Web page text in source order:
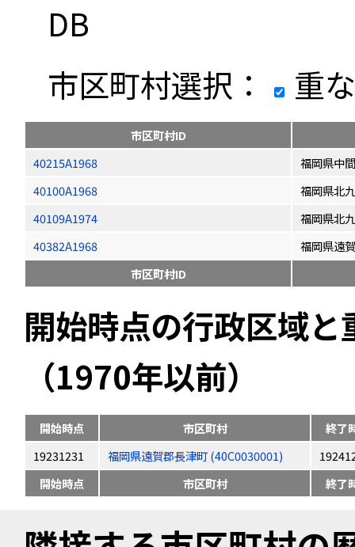
DB
市区町村選択：
重
市区町村ID
40215A1968
福岡県中
40100A1968
福岡県北
40109A1974
福岡県北
40382A1968
福岡県遠
市区町村ID
開始時点の行政区域
（1970年以前）
開始時点 市区町村
終了
19231231
福岡県遠賀郡長津町 (40C0030001)
開始時点
市区町村 終了